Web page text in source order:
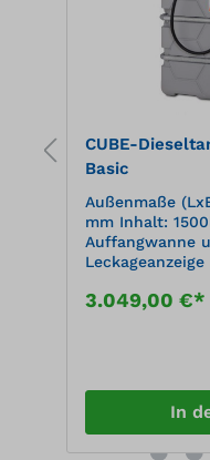
CUBE-
Basic
Außenmaße
mm Inhalt:
Auffangwanne
Befüllschlauch
Elektropumpe
3.049,00 €*
In